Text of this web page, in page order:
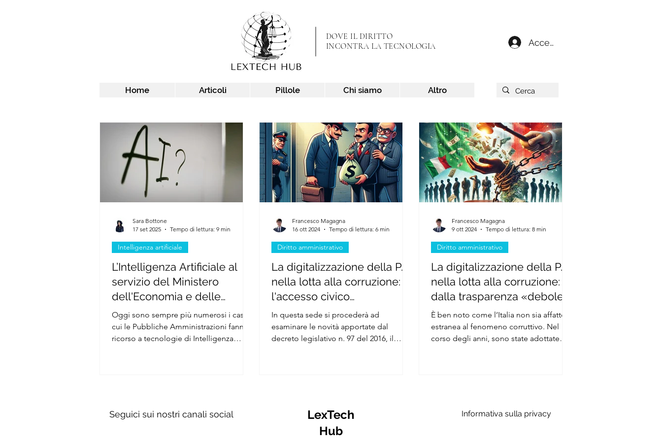
DOVE IL DIRITTO
INCONTRA LA TECNOLOGIA
Home Articoli Pillole Chi siamo Altro
Accedi
L’Intelligenza Artificiale al
servizio del Ministero
dell'Economia e delle
Finanze
Oggi sono sempre più numerosi i casi in
cui le Pubbliche Amministrazioni fanno
ricorso a tecnologie di Intelligenza
della sfera pubblica. Tali strumenti
mirano soprattutto a razionalizzare le
Intelligenza artificiale
Sara Bottone
17 set 2025
Tempo di lettura: 9 min
La digitalizzazione della P.A.
nella lotta alla corruzione:
l'accesso civico
generalizzato
In questa sede si procederà ad
esaminare le novità apportate dal
decreto legislativo n. 97 del 2016, il
Diritto amministrativo
Francesco Magagna
16 ott 2024
Tempo di lettura: 6 min
La digitalizzazione della P.A.
nella lotta alla corruzione:
dalla trasparenza «debole»
a quella «difensiva»
È ben noto come l’Italia non sia affatto
estranea al fenomeno corruttivo. Nel
corso degli anni, sono state adottate
Diritto amministrativo
Francesco Magagna
9 ott 2024
Tempo di lettura: 8 min
Seguici sui nostri canali social
LexTech
Hub
Informativa sulla privacy